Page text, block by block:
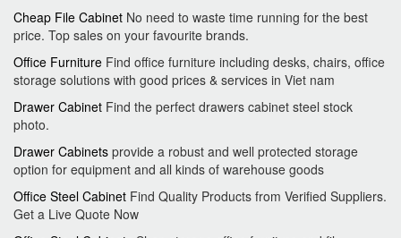
Cheap File Cabinet No need to waste time running for the best
price. Top sales on your favourite brands.
Office Furniture Find office furniture including desks, chairs, office
storage solutions with good prices & services in Viet nam
Drawer Cabinet Find the perfect drawers cabinet steel stock
photo.
Drawer Cabinets provide a robust and well protected storage
option for equipment and all kinds of warehouse goods
Office Steel Cabinet Find Quality Products from Verified Suppliers.
Get a Live Quote Now